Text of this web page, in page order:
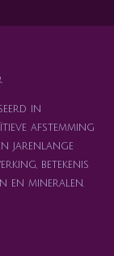
in
afstemming
jarenlange
betekenis
en mineralen.